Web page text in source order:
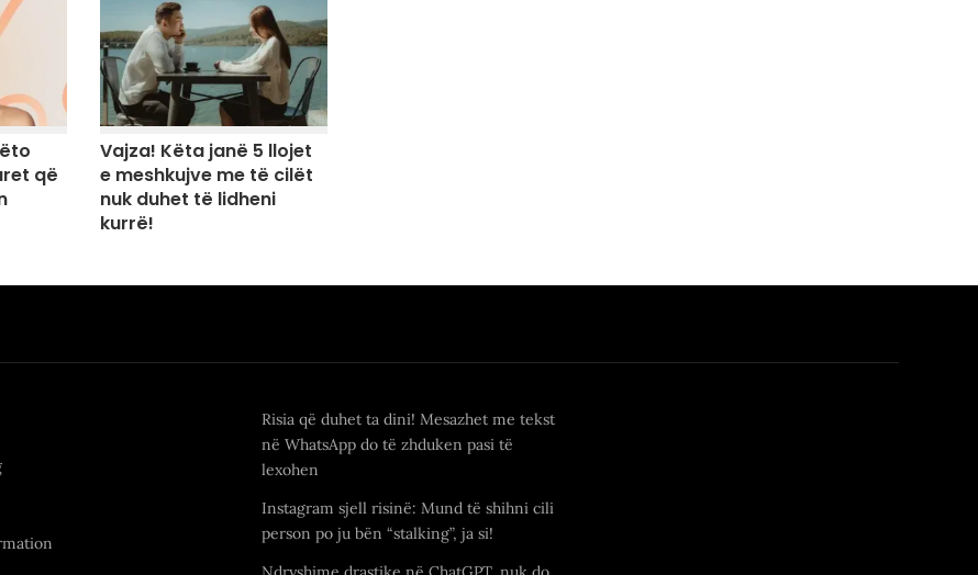
që
Vajza! Këta janë 5 llojet
e meshkujve me të cilët
nuk duhet të lidheni
kurrë!
Risia që duhet ta dini! Mesazhet me tekst
në WhatsApp do të zhduken pasi të
lexohen
Instagram sjell risinë: Mund të shihni cili
person po ju bën “stalking”, ja si!